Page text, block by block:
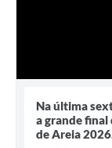
Na última
a grande
de Areia